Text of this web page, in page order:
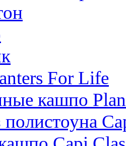
For Life
кашпо